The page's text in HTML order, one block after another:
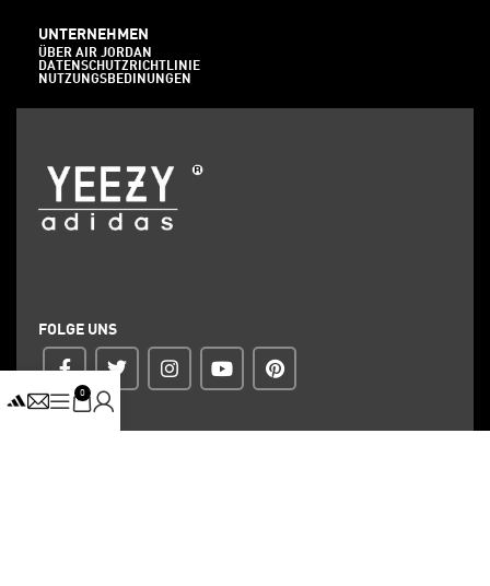
UNTERNEHMEN
ÜBER AIR JORDAN
DATENSCHUTZRICHTLINIE
NUTZUNGSBEDINUNGEN
FOLGE UNS
0